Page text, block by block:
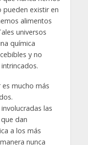
pueden existir en
alimentos
universos
química
y no
mucho más
las
dan
a los más
nunca